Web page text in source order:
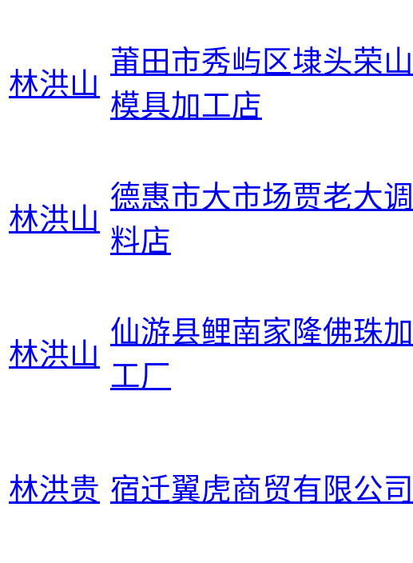
林洪山
莆田市秀屿区埭头荣山
模具加工店
林洪山
德惠市大市场贾老大调
料店
林洪山
仙游县鲤南家隆佛珠加
工厂
林洪贵 宿迁翼虎商贸有限公司